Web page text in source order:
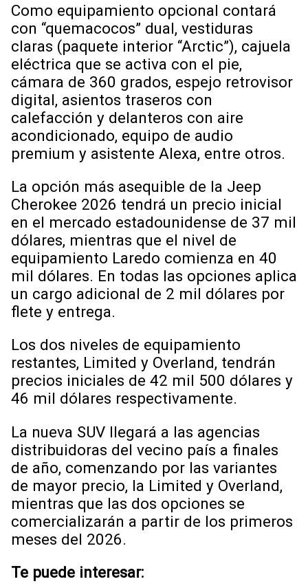
Como equipamiento opcional contará
con “quemacocos” dual, vestiduras
claras (paquete interior “Arctic”), cajuela
eléctrica que se activa con el pie,
cámara de 360 grados, espejo retrovisor
digital, asientos traseros con
calefacción y delanteros con aire
acondicionado, equipo de audio
premium y asistente Alexa, entre otros.
La opción más asequible de la Jeep
Cherokee 2026 tendrá un precio inicial
en el mercado estadounidense de 37 mil
dólares, mientras que el nivel de
equipamiento Laredo comienza en 40
mil dólares. En todas las opciones aplica
un cargo adicional de 2 mil dólares por
flete y entrega.
Los dos niveles de equipamiento
restantes, Limited y Overland, tendrán
precios iniciales de 42 mil 500 dólares y
46 mil dólares respectivamente.
La nueva SUV llegará a las agencias
distribuidoras del vecino país a finales
de año, comenzando por las variantes
de mayor precio, la Limited y Overland,
mientras que las dos opciones se
comercializarán a partir de los primeros
meses del 2026.
Te puede interesar: